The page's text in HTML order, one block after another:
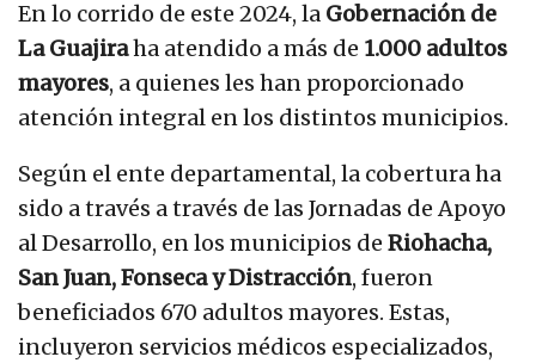
En lo corrido de este 2024, la Gobernación de
La Guajiraha atendido a más de 1.000 adultos
mayores, a quienes les han proporcionado
atención integral en los distintos municipios.
Según el ente departamental, la cobertura ha
sido a través a través de las Jornadas de Apoyo
al Desarrollo, en los municipios de Riohacha,
San Juan, Fonseca y Distracción, fueron
beneficiados 670 adultos mayores. Estas,
incluyeron servicios médicos especializados,